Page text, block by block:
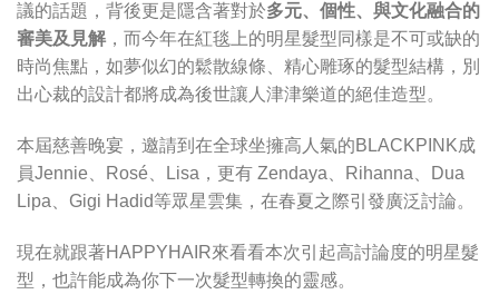
議的話題，背後更是隱含著對於多元、個性、與文化融合的
審美及見解 ，而今年在紅毯上的明星髮型同樣是不可或缺的
時尚焦點，如夢似幻的鬆散線條、精心雕琢的髮型結構，別
出心裁的設計都將成為後世讓人津津樂道的絕佳造型。
本屆慈善晚宴，邀請到在全球坐擁高人氣的BLACKPINK成
員Jennie、Rosé、Lisa，更有 Zendaya、Rihanna、Dua
Lipa、Gigi Hadid等眾星雲集，在春夏之際引發廣泛討論。
現在就跟著HAPPYHAIR來看看本次引起高討論度的明星髮
型，也許能成為你下一次髮型轉換的靈感。